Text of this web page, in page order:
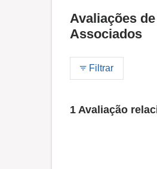
Avaliações
Associados
Filtrar
1 Avaliação